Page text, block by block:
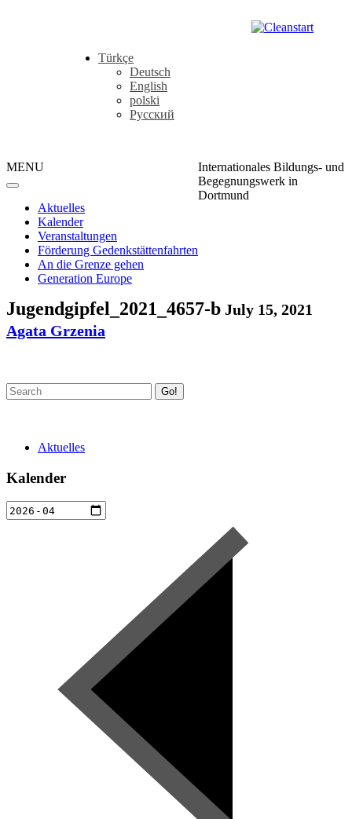
Türkçe
Deutsch
English
polski
Русский
MENU
Aktuelles
Kalender
Veranstaltungen
Förderung Gedenkstättenfahrten
An die Grenze gehen
Generation Europe
Internationales Bildungs- und
Begegnungswerk in
Dortmund
Jugendgipfel_2021_4657-b July 15, 2021
Agata Grzenia
Go!
Aktuelles
Kalender